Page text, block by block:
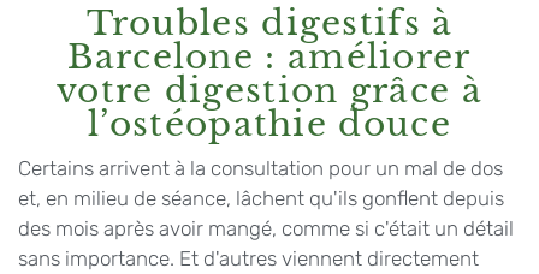
Troubles digestifs à
Barcelone : améliorer
votre digestion grâce à
l’ostéopathie douce
Certains arrivent à la consultation pour un mal de dos
et, en milieu de séance, lâchent qu'ils gonflent depuis
des mois après avoir mangé, comme si c'était un détail
sans importance. Et d'autres viennent directement